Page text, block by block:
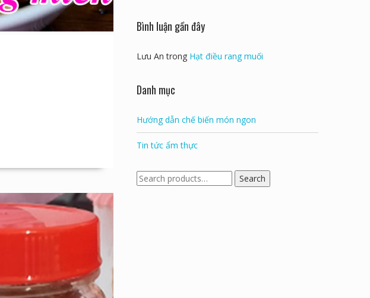
Bình luận gần đây
Lưu An trong Hạt điều rang muối
Danh mục
Hướng dẫn chế biến món ngon
Tin tức ẩm thực
Search
for:
Search